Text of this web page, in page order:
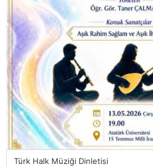
Türk Halk Müziği Dinletisi